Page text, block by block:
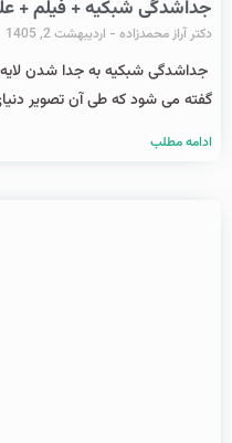
جداشدگی شبکیه + فیلم +
دکتر آراز محمدزاده اردیبهشت 2, 1405
جداشدگی شبکیه به جدا شدن
گفته می شود که طی آن تصویر
ادامه مطلب